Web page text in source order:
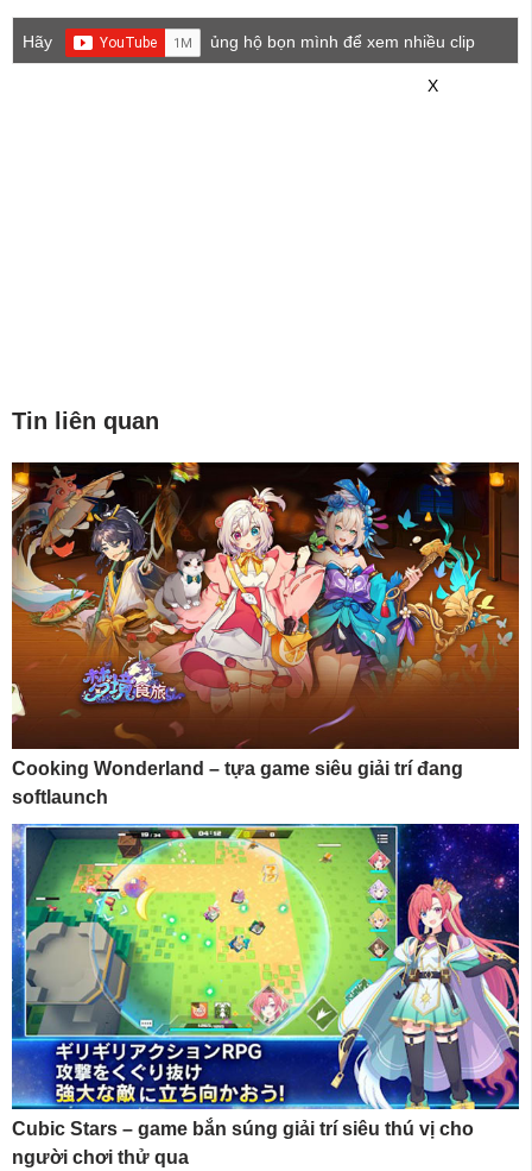
Hãy
ủng hộ bọn mình để xem nhiều clip
X
Tin liên quan
Cooking Wonderland – tựa game siêu giải trí đang
softlaunch
Cubic Stars – game bắn súng giải trí siêu thú vị cho
người chơi thử qua